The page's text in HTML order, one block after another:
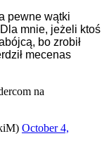
pewne wątki
mnie, jeżeli ktoś
bo zrobił
mecenas
na
October 4,